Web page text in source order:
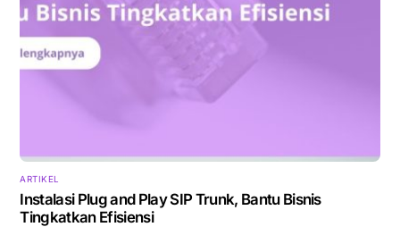
ARTIKEL
Instalasi Plug and Play SIP Trunk, Bantu Bisnis
Tingkatkan Efisiensi